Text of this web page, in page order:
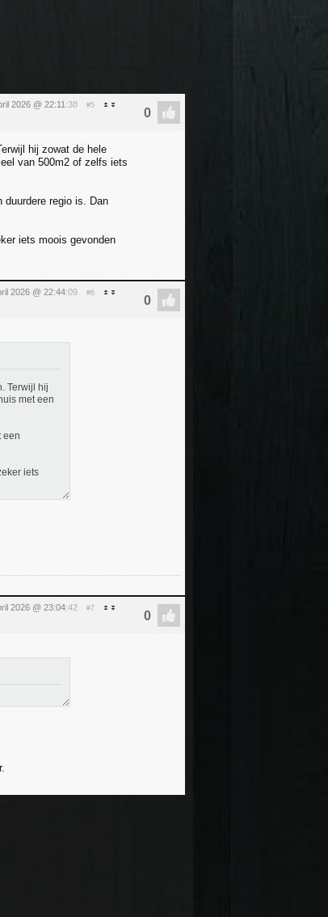
2026 @ 22:11 :38 #5
hij zowat de hele
van 500m2 of zelfs iets
duurdere regio is. Dan
iets moois gevonden
2026 @ 22:44:09 #6
Terwijl hij
met een
een
iets
2026 @ 23:04:42 #7